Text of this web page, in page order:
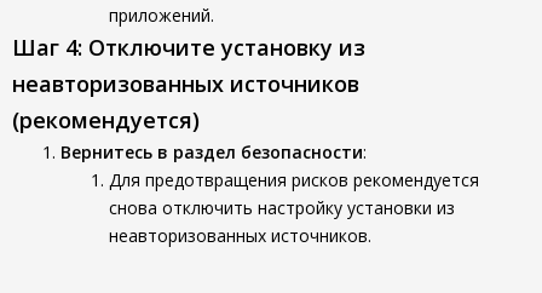
приложений.
Шаг 4: Отключите установку из
неавторизованных источников
(рекомендуется)
Вернитесь в раздел безопасности:
Для предотвращения рисков рекомендуется
снова отключить настройку установки из
неавторизованных источников.